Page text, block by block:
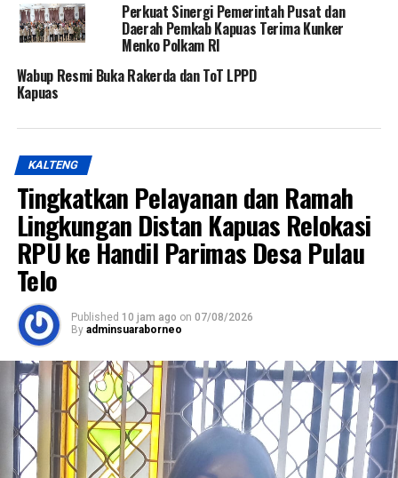
Perkuat Sinergi Pemerintah Pusat dan
Daerah Pemkab Kapuas Terima Kunker
Menko Polkam RI
Wabup Resmi Buka Rakerda dan ToT LPPD
Kapuas
KALTENG
Tingkatkan Pelayanan dan Ramah
Lingkungan Distan Kapuas Relokasi
RPU ke Handil Parimas Desa Pulau
Telo
Published 10 jam ago on 07/08/2026
By adminsuaraborneo